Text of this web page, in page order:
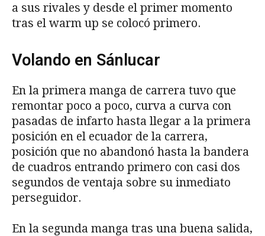
a sus rivales y desde el primer momento
tras el warm up se colocó primero.
Volando en Sánlucar
En la primera manga de carrera tuvo que
remontar poco a poco, curva a curva con
pasadas de infarto hasta llegar a la primera
posición en el ecuador de la carrera,
posición que no abandonó hasta la bandera
de cuadros entrando primero con casi dos
segundos de ventaja sobre su inmediato
perseguidor.
En la segunda manga tras una buena salida,